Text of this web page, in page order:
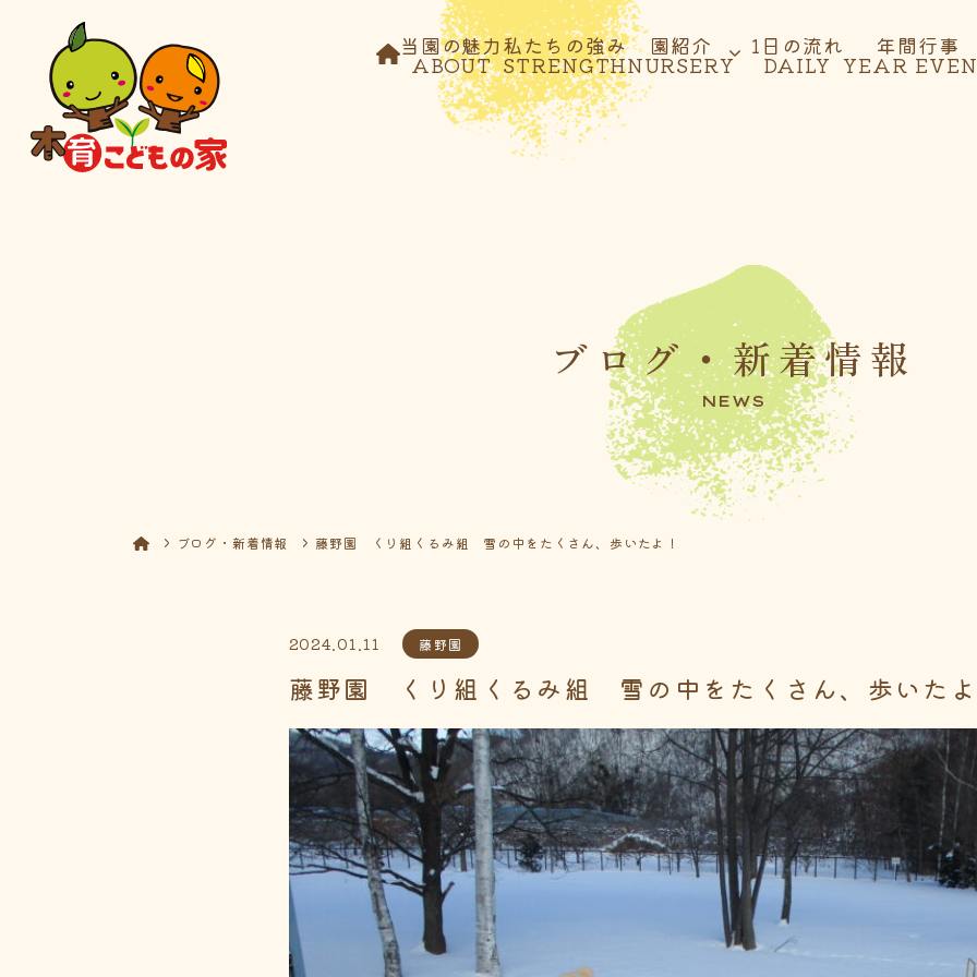
当園の魅力
ABOUT
私たちの強み
STRENGTH
園紹介
NURSERY
1日の流れ
DAILY
年間行事
YEAR
ブログ・新着情報
NEWS
ブログ・新着情報 藤野園 くり組くるみ組 雪の中をたくさん、歩いたよ！
2024.01.11 藤野園
藤野園 くり組くるみ組 雪の中をたくさん、歩いた